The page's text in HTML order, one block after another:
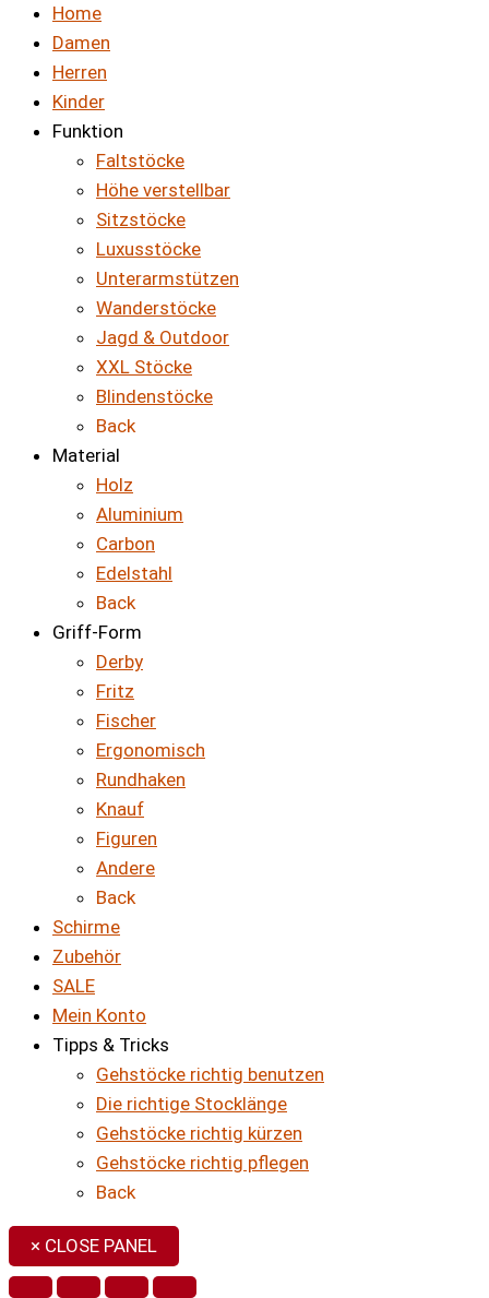
Home
Damen
Herren
Kinder
Funktion
Faltstöcke
Höhe verstellbar
Sitzstöcke
Luxusstöcke
Unterarmstützen
Wanderstöcke
Jagd & Outdoor
XXL Stöcke
Blindenstöcke
Back
Material
Holz
Aluminium
Carbon
Edelstahl
Back
Griff-Form
Derby
Fritz
Fischer
Ergonomisch
Rundhaken
Knauf
Figuren
Andere
Back
Schirme
Zubehör
SALE
Mein Konto
Tipps & Tricks
Gehstöcke richtig benutzen
Die richtige Stocklänge
Gehstöcke richtig kürzen
Gehstöcke richtig pflegen
Back
× CLOSE PANEL